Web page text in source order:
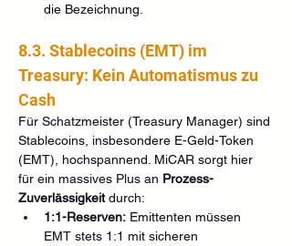
die Bezeichnung.
8.3. Stablecoins (EMT) im
Treasury: Kein Automatismus zu
Cash
Für Schatzmeister (Treasury Manager) sind
Stablecoins, insbesondere E-Geld-Token
(EMT), hochspannend. MiCAR sorgt hier
für ein massives Plus an Prozess-
Zuverlässigkeit durch:
1:1-Reserven: Emittenten müssen
EMT stets 1:1 mit sicheren